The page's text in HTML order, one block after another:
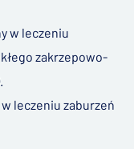
w leczeniu
zakrzepowo-
leczeniu zaburzeń